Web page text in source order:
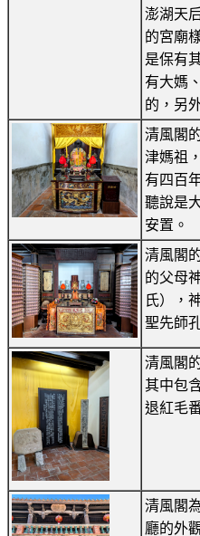
澎湖天
的宮廟
是保有
有大媽
的，另
清風閣
津媽祖
有四百
聽說是
安置。
清風閣
的父母
氏），
聖先師
清風閣
其中包
退紅毛
清風閣
廳的外